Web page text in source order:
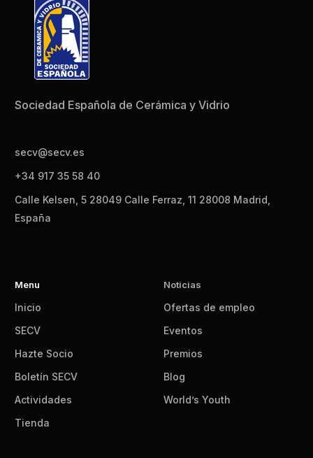
Sociedad Española de Cerámica y Vidrio
secv@secv.es
+34 917 35 58 40
Calle Kelsen, 5 28049 Calle Ferraz, 11 28008 Madrid,
España
Menu
Inicio
SECV
Hazte Socio
Boletín SECV
Actividades
Tienda
Noticias
Ofertas de empleo
Eventos
Premios
Blog
World’s Youth